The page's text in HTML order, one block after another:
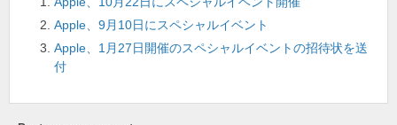
o
k
Apple、9月10日にスペシャルイベント
Apple、1月27日開催のスペシャルイベントの招待状を送
付